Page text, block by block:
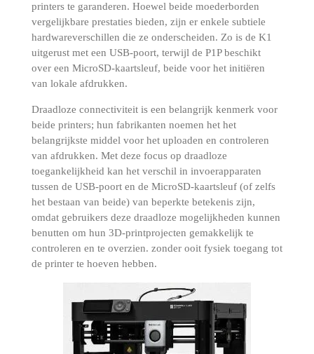
printers te garanderen. Hoewel beide moederborden
vergelijkbare prestaties bieden, zijn er enkele subtiele
hardwareverschillen die ze onderscheiden. Zo is de K1
uitgerust met een USB-poort, terwijl de P1P beschikt
over een MicroSD-kaartsleuf, beide voor het initiëren
van lokale afdrukken.
Draadloze connectiviteit is een belangrijk kenmerk voor
beide printers; hun fabrikanten noemen het het
belangrijkste middel voor het uploaden en controleren
van afdrukken. Met deze focus op draadloze
toegankelijkheid kan het verschil in invoerapparaten
tussen de USB-poort en de MicroSD-kaartsleuf (of zelfs
het bestaan ​​van beide) van beperkte betekenis zijn,
omdat gebruikers deze draadloze mogelijkheden kunnen
benutten om hun 3D-printprojecten gemakkelijk te
controleren en te overzien. zonder ooit fysiek toegang tot
de printer te hoeven hebben.